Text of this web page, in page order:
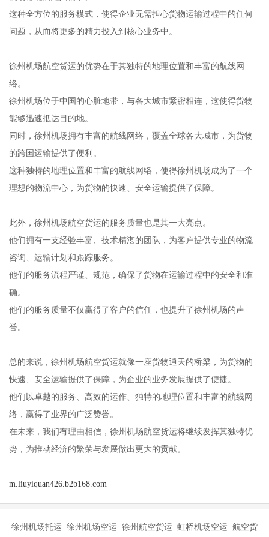
这种全方位的服务模式，使得企业无需担心货物运输过程中的任何
问题，从而将更多的精力投入到核心业务中。
徐州机场航空货运的优势在于其独特的地理位置和丰富的航线网
络。
徐州机场位于中国的心脏地带，与各大城市紧密相连，这使得货物
能够迅速抵达目的地。
同时，徐州机场拥有丰富的航线网络，覆盖全球各大城市，为货物
的跨国运输提供了便利。
这种独特的地理位置和丰富的航线网络，使得徐州机场成为了一个
理想的物流中心，为货物的快速、安全运输提供了保障。
此外，徐州机场航空货运的服务质量也是其一大亮点。
他们拥有一支经验丰富、技术精湛的团队，为客户提供专业的物流
咨询、运输计划和跟踪服务。
他们的服务流程严谨、规范，确保了货物在运输过程中的安全和准
确。
他们的服务质量不仅赢得了客户的信任，也提升了徐州机场的声
誉。
总的来说，徐州机场航空货运就像一座货物通天的桥梁，为货物的
快速、安全运输提供了保障，为企业的业务发展提供了便捷。
他们以卓越的服务、高效的运作、独特的地理位置和丰富的航线网
络，赢得了业界的广泛赞誉。
在未来，我们有理由相信，徐州机场航空货运将继续发挥其独特优
势，为推动经济的繁荣与发展做出更大的贡献。
m.liuyiquan426.b2b168.com
徐州机场托运 徐州机场空运 徐州航空货运 虹桥机场空运 航空货